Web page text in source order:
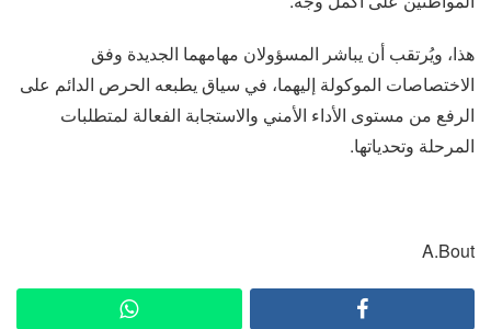
هذا، ويُرتقب أن يباشر المسؤولان مهامهما الجديدة وفق
الاختصاصات الموكولة إليهما، في سياق يطبعه الحرص الدائم على
الرفع من مستوى الأداء الأمني والاستجابة الفعالة لمتطلبات
المرحلة وتحدياتها.
A.Bout